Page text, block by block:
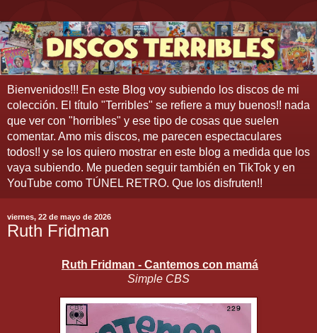
Bienvenidos!!! En este Blog voy subiendo los discos de mi
colección. El título "Terribles" se refiere a muy buenos!! nada
que ver con "horribles" y ese tipo de cosas que suelen
comentar. Amo mis discos, me parecen espectaculares
todos!! y se los quiero mostrar en este blog a medida que los
vaya subiendo. Me pueden seguir también en TikTok y en
YouTube como TÚNEL RETRO. Que los disfruten!!
viernes, 22 de mayo de 2026
Ruth Fridman
Ruth Fridman - Cantemos con mamá
Simple CBS